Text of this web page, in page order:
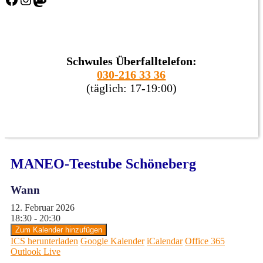
Schwules Überfalltelefon:
030-216 33 36
(täglich: 17-19:00)
MANEO-Teestube Schöneberg
Wann
12. Februar 2026
18:30 - 20:30
Zum Kalender hinzufügen
ICS herunterladen Google Kalender iCalendar Office 365
Outlook Live